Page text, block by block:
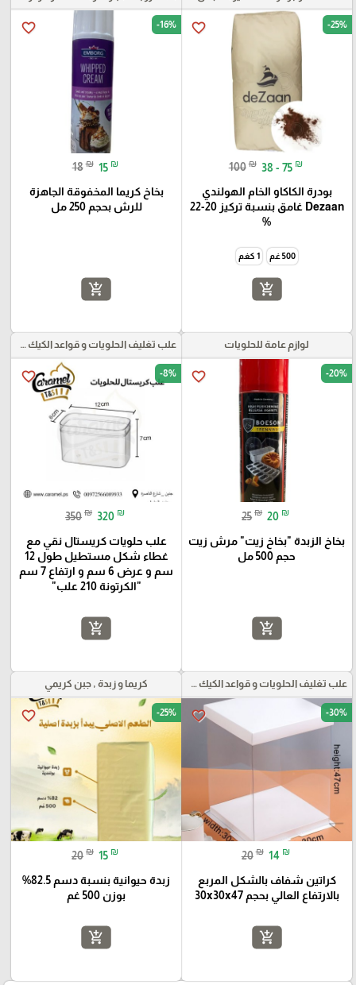
favorite_border -25%
100 ₪ 38 - 75 ₪
بودرة الكاكاو الخام الهولندي
Dezaan غامق بنسبة تركيز 20-22
%
500 غم 1 كغم
add_shopping_cart
favorite_border -16%
18 ₪ 15 ₪
بخاخ كريما المخفوقة الجاهزة
للرش بحجم 250 مل
add_shopping_cart
لوازم عامة للحلويات
favorite_border -20%
25 ₪ 20 ₪
بخاخ الزبدة "بخاخ زيت" مرش زيت
حجم 500 مل
add_shopping_cart
علب تغليف الحلويات و قواعد الكيك و علب بلاستيكية بأنواعها
favorite_border -8%
350 ₪ 320 ₪
علب حلويات كريستال نقي مع
غطاء شكل مستطيل طول 12
سم و عرض 6 سم و ارتفاع 7 سم
"الكرتونة 210 علب"
add_shopping_cart
علب تغليف الحلويات و قواعد الكيك و علب بلاستيكية بأنواعها
favorite_border -30%
20 ₪ 14 ₪
كراتين شفاف بالشكل المربع
بالارتفاع العالي بحجم 30x30x47
add_shopping_cart
كريما و زبدة , جبن كريمي
favorite_border -25%
20 ₪ 15 ₪
زبدة حيوانية بنسبة دسم 82.5%
بوزن 500 غم
add_shopping_cart